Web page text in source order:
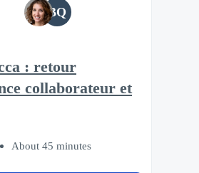
BQ
: retour
collaborateur et
About 45 minutes